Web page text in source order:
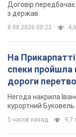
Договір
з держав
8.08.2026 00:22
На
спеки пройшла
дороги
Відео
Негода накрила
курортний Буковель
5 часов назад 9,7